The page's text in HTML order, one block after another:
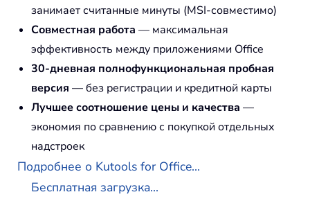
занимает считанные минуты (MSI-совместимо)
Совместная работа — максимальная
эффективность между приложениями Office
30-дневная полнофункциональная пробная
версия — без регистрации и кредитной карты
Лучшее соотношение цены и качества —
экономия по сравнению с покупкой отдельных
надстроек
Подробнее о Kutools for Office...
Бесплатная загрузка...